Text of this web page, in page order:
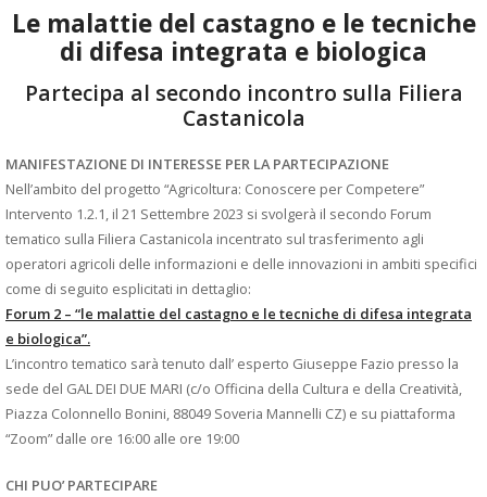
Le malattie del castagno e le tecniche
di difesa integrata e biologica
Partecipa al secondo incontro sulla Filiera
Castanicola
MANIFESTAZIONE DI INTERESSE PER LA PARTECIPAZIONE
Nell’ambito del progetto “Agricoltura: Conoscere per Competere”
Intervento 1.2.1, il 21 Settembre 2023 si svolgerà il secondo Forum
tematico sulla Filiera Castanicola incentrato sul trasferimento agli
operatori agricoli delle informazioni e delle innovazioni in ambiti specifici
come di seguito esplicitati in dettaglio:
Forum 2 – “le malattie del castagno e le tecniche di difesa integrata
e biologica”.
L’incontro tematico sarà tenuto dall’ esperto Giuseppe Fazio presso la
sede del GAL DEI DUE MARI (c/o Officina della Cultura e della Creatività,
Piazza Colonnello Bonini, 88049 Soveria Mannelli CZ) e su piattaforma
“Zoom” dalle ore 16:00 alle ore 19:00
CHI PUO’ PARTECIPARE